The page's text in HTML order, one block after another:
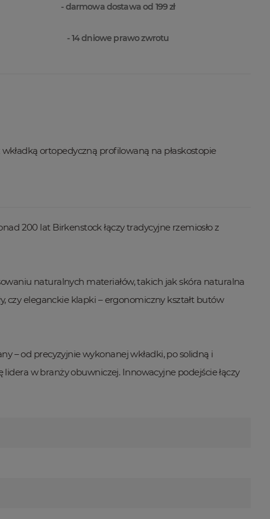
- darmowa dostawa od 199 zł
- 14 dniowe prawo zwrotu
ortopedyczną profilowaną na płaskostopie
200 lat Birkenstock łączy tradycyjne rzemiosło z
naturalnych materiałów, takich jak skóra naturalna
czy eleganckie klapki – ergonomiczny kształt butów
– od precyzyjnie wykonanej wkładki, po solidną i
w branży obuwniczej. Innowacyjne podejście łączy